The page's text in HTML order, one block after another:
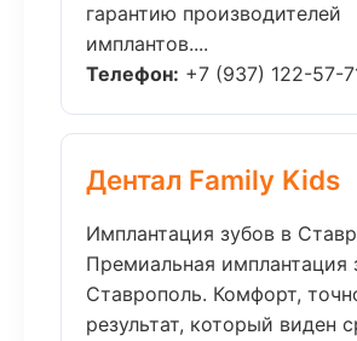
гарантию производителей
имплантов....
Телефон: +7 (937) 122-57-
Дентал Family Kids
Имплантация зубов в
Премиальная имплантация
Ставрополь. Комфорт,
результат, который виден